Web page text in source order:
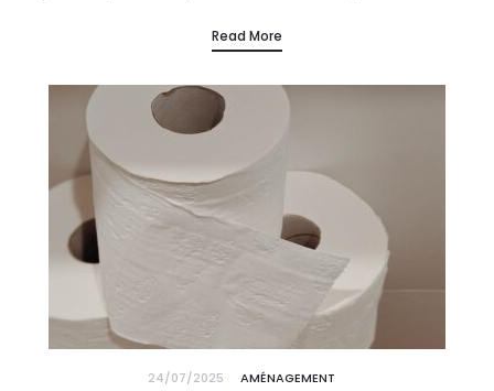
Read More
24/07/2025 AMÉNAGEMENT